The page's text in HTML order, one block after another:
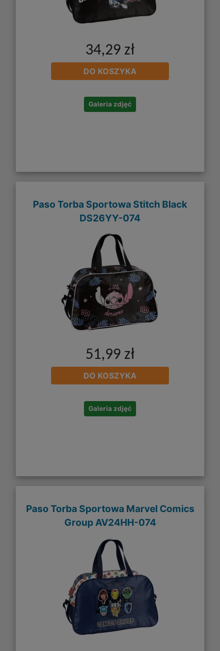
34,29 zł
DO KOSZYKA
Galeria zdjęć
Paso Torba Sportowa Stitch Black
DS26YY-074
51,99 zł
DO KOSZYKA
Galeria zdjęć
Paso Torba Sportowa Marvel Comics
Group AV24HH-074